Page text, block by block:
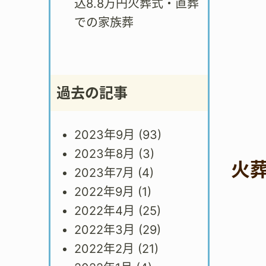
込8.8万円火葬式・直葬
での家族葬
過去の記事
2023年9月 (93)
2023年8月 (3)
2023年7月 (4)
2022年9月 (1)
2022年4月 (25)
2022年3月 (29)
2022年2月 (21)
火